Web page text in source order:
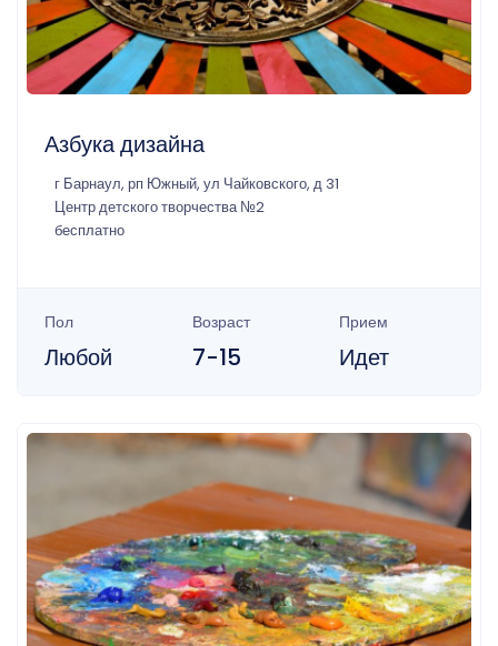
Азбука дизайна
г Барнаул, рп Южный, ул Чайковского, д 31
Центр детского творчества №2
бесплатно
Пол
Любой
Возраст
7-15
Прием
Идет